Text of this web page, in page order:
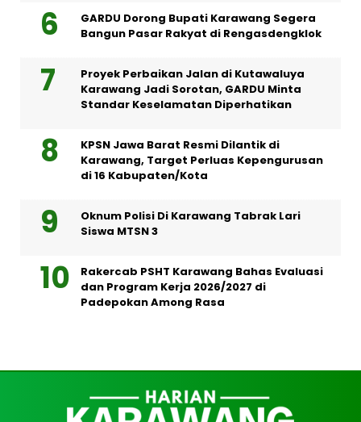
GARDU Dorong Bupati Karawang Segera
Bangun Pasar Rakyat di Rengasdengklok
Proyek Perbaikan Jalan di Kutawaluya
Karawang Jadi Sorotan, GARDU Minta
Standar Keselamatan Diperhatikan
KPSN Jawa Barat Resmi Dilantik di
Karawang, Target Perluas Kepengurusan
di 16 Kabupaten/Kota
Oknum Polisi Di Karawang Tabrak Lari
Siswa MTSN 3
Rakercab PSHT Karawang Bahas Evaluasi
dan Program Kerja 2026/2027 di
Padepokan Among Rasa